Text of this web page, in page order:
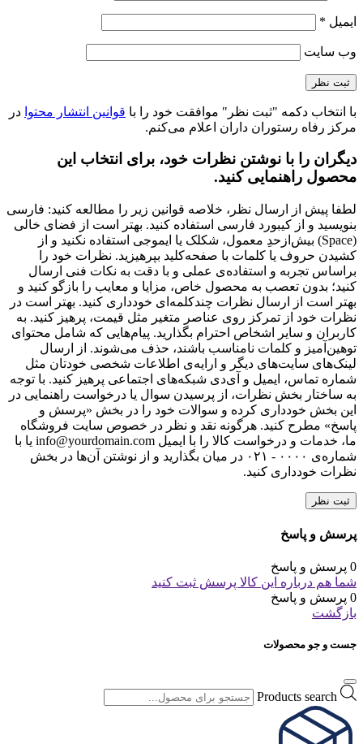
ایمیل *
وب‌ سایت
با انتخاب دکمه "ثبت نظر" موافقت خود را با قوانین انتشار محتوا در
مرکز رفاه رستوران داران اعلام می‌کنم.
دیگران را با نوشتن نظرات خود، برای انتخاب این
محصول راهنمایی کنید.
لطفا پیش از ارسال نظر، خلاصه قوانین زیر را مطالعه کنید: فارسی
بنویسید و از کیبورد فارسی استفاده کنید. بهتر است از فضای خالی
(Space) بیش‌از‌حدِ معمول، شکلک یا ایموجی استفاده نکنید و از
کشیدن حروف یا کلمات با صفحه‌کلید بپرهیزید. نظرات خود را
براساس تجربه و استفاده‌ی عملی و با دقت به نکات فنی ارسال
کنید؛ بدون تعصب به محصول خاص، مزایا و معایب را بازگو کنید و
بهتر است از ارسال نظرات چندکلمه‌‌ای خودداری کنید. بهتر است در
نظرات خود از تمرکز روی عناصر متغیر مثل قیمت، پرهیز کنید. به
کاربران و سایر اشخاص احترام بگذارید. پیام‌هایی که شامل محتوای
توهین‌آمیز و کلمات نامناسب باشند، حذف می‌شوند. از ارسال
لینک‌های سایت‌های دیگر و ارایه‌ی اطلاعات شخصی خودتان مثل
شماره تماس، ایمیل و آی‌دی شبکه‌های اجتماعی پرهیز کنید. با توجه
به ساختار بخش نظرات، از پرسیدن سوال یا درخواست راهنمایی در
این بخش خودداری کرده و سوالات خود را در بخش «پرسش و
پاسخ» مطرح کنید. هرگونه نقد و نظر در خصوص سایت فروشگاه
ما، خدمات و درخواست کالا را با ایمیل info@yourdomain.com یا با
شماره‌ی ۰۰۰۰ - ۰۲۱ در میان بگذارید و از نوشتن آن‌ها در بخش
نظرات خودداری کنید.
ثبت نظر
پرسش و پاسخ
0 پرسش و پاسخ
شما هم درباره این کالا پرسش ثبت کنید
0 پرسش و پاسخ
بازگشت
جست و جو محصولات
Products search